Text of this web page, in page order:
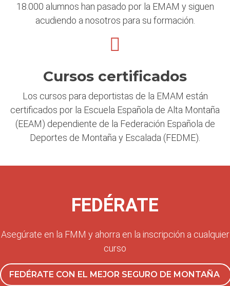
18.000 alumnos han pasado por la EMAM y siguen
acudiendo a nosotros para su formación.
Cursos certificados
Los cursos para deportistas de la EMAM están
certificados por la Escuela Española de Alta Montaña
(EEAM) dependiente de la Federación Española de
Deportes de Montaña y Escalada (FEDME).
FEDÉRATE
Asegúrate en la FMM y ahorra en la inscripción a cualquier
curso
FEDÉRATE CON EL MEJOR SEGURO DE MONTAÑA